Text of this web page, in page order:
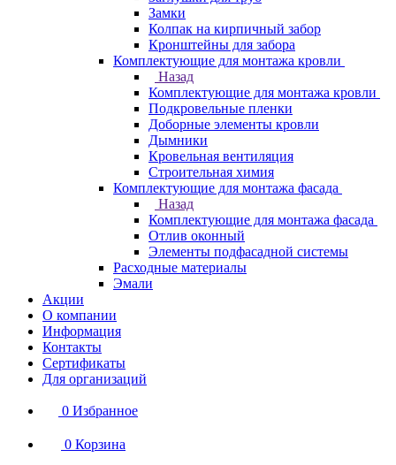
Замки
Колпак на кирпичный забор
Кронштейны для забора
Комплектующие для монтажа кровли
Назад
Комплектующие для монтажа кровли
Подкровельные пленки
Доборные элементы кровли
Дымники
Кровельная вентиляция
Строительная химия
Комплектующие для монтажа фасада
Назад
Комплектующие для монтажа фасада
Отлив оконный
Элементы подфасадной системы
Расходные материалы
Эмали
Акции
О компании
Информация
Контакты
Сертификаты
Для организаций
0 Избранное
0 Корзина